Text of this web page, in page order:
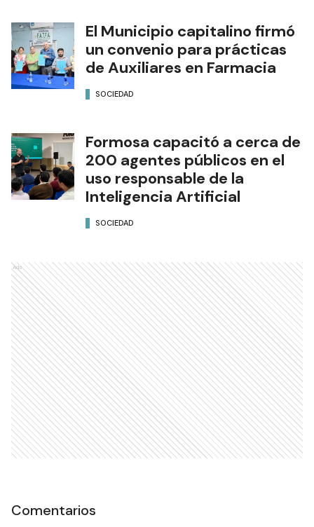
El Municipio capitalino firmó
un convenio para prácticas
de Auxiliares en Farmacia
SOCIEDAD
Formosa capacitó a cerca de
200 agentes públicos en el
uso responsable de la
Inteligencia Artificial
SOCIEDAD
Ads
Comentarios